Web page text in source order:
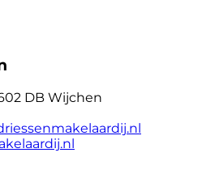
DB Wijchen